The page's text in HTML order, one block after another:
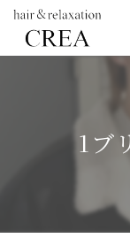
1ブ